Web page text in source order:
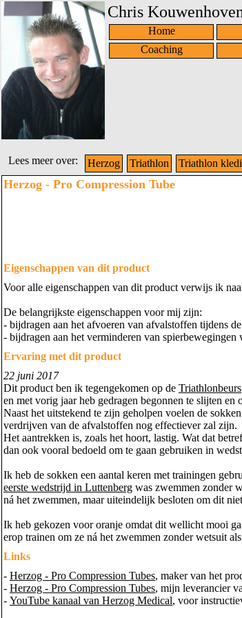
Chris
Home
Coaching
Lees meer over: Herzog Triathlon Triathlon
Herzog - Pro Compression Tube
Eigenschappen van dit product
Voor alle eigenschappen van dit product verwijs ik
De belangrijkste eigenschappen voor mij zijn:
- bijdragen aan het afvoeren van afvalstoffen tijdens
- bijdragen aan het verminderen van
Ervaring met dit product
22 juni 2017
Dit product ben ik tegengekomen op de Triathlonbeurs
en met vorig jaar heb gedragen begonnen te slijten
Naast het uitstekend te zijn geholpen voelen de
verdrijven van de afvalstoffen nog effectiever zal zijn.
Het aantrekken is, zoals het hoort, lastig. Wat dat
dan ook vooral bedoeld om te gaan gebruiken in
Ik heb de sokken een aantal keren met trainingen
eerste wedstrijd in Luttenberg was zwemmen zonder
ná het zwemmen, maar uiteindelijk besloten om dit
Ik heb gekozen voor oranje omdat dit wellicht mooi
erop trainen om ze ná het zwemmen zonder wetsuit
Links
- Herzog - Pro Compression Tubes, maker van het
- Herzog - Pro Compression Tubes, mijn leverancier
- YouTube kanaal van Herzog Medical, voor